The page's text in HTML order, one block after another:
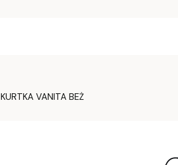
KURTKA VANITA BEŻ